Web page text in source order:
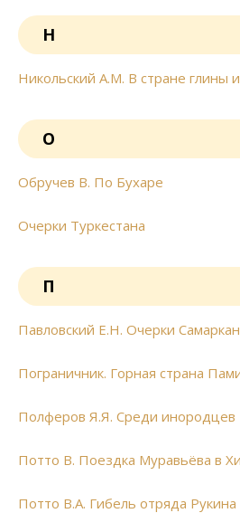
Н
Никольский А.М. В стране глины
О
Обручев В. По Бухаре
Очерки Туркестана
П
Павловский Е.Н. Очерки
Пограничник. Горная страна
Полферов Я.Я. Среди инородцев
Потто В. Поездка Муравьёва в
Потто В.А. Гибель отряда